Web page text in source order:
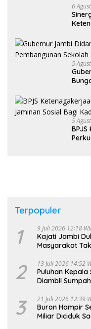
6
5
5
Terpopuler
1 9 Juli 2026 12:18
Kajati Jambi
Masyarakat
2 13 Juli 2026 14:52
Puluhan Kepala
Diambil
3 21 Juli 2026 12:39
Buron Hampir
Miliar Diciduk